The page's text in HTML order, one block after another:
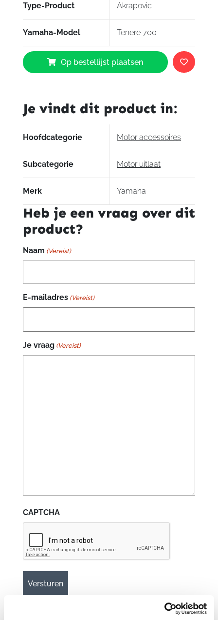
Type-Product Akrapovic
Yamaha-Model Tenere 700
Yamaha
Akrapovic
Tenere
on
zwart
Op bestellijst plaatsen
Je vindt dit product in:
Hoofdcategorie Motor accessoires
Subcategorie Motor uitlaat
Merk Yamaha
Heb je een vraag over dit
product?
Naam (Vereist)
E-mailadres (Vereist)
Je vraag (Vereist)
CAPTCHA